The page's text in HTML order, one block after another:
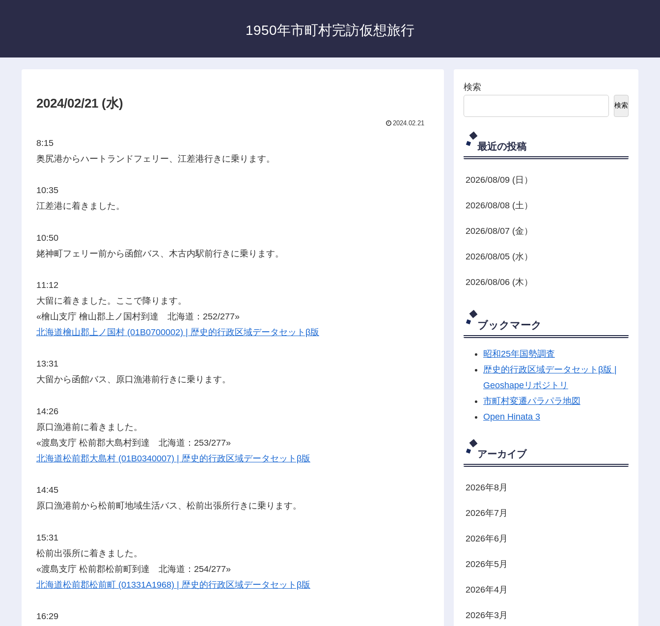
1950年市町村完訪仮想旅行
2024/02/21 (水)
2024.02.21
8:15
奥尻港からハートランドフェリー、江差港行きに乗ります。
10:35
江差港に着きました。
10:50
姥神町フェリー前から函館バス、木古内駅前行きに乗ります。
11:12
大留に着きました。ここで降ります。
«檜山支庁 檜山郡上ノ国村到達 北海道：252/277»
北海道檜山郡上ノ国村 (01B0700002) | 歴史的行政区域データセットβ版
13:31
大留から函館バス、原口漁港前行きに乗ります。
14:26
原口漁港前に着きました。
«渡島支庁 松前郡大島村到達 北海道：253/277»
北海道松前郡大島村 (01B0340007) | 歴史的行政区域データセットβ版
14:45
原口漁港前から松前町地域生活バス、松前出張所行きに乗ります。
15:31
松前出張所に着きました。
«渡島支庁 松前郡松前町到達 北海道：254/277»
北海道松前郡松前町 (01331A1968) | 歴史的行政区域データセットβ版
16:29
検索
検索
最近の投稿
2026/08/09 (日）
2026/08/08 (土）
2026/08/07 (金）
2026/08/05 (水）
2026/08/06 (木）
ブックマーク
昭和25年国勢調査
歴史的行政区域データセットβ版 |
Geoshapeリポジトリ
市町村変遷パラパラ地図
Open Hinata 3
アーカイブ
2026年8月
2026年7月
2026年6月
2026年5月
2026年4月
2026年3月